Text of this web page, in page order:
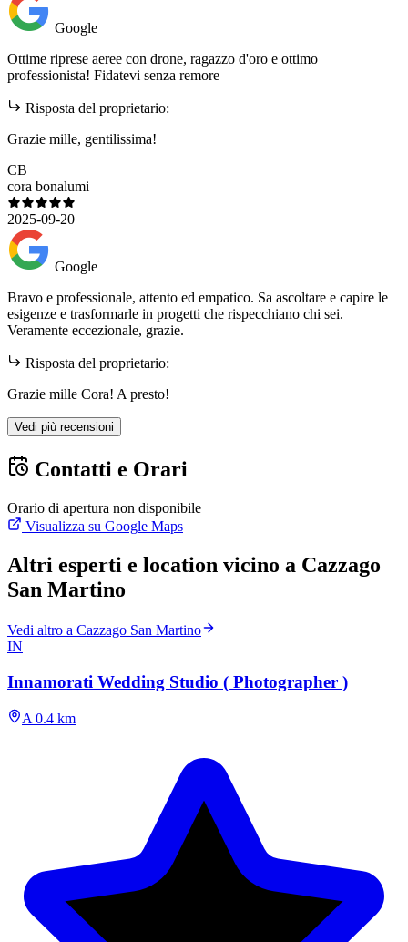
Google
Ottime riprese aeree con drone, ragazzo d'oro e ottimo
professionista! Fidatevi senza remore
Risposta del proprietario:
Grazie mille, gentilissima!
CB
cora bonalumi
2025-09-20
Google
Bravo e professionale, attento ed empatico. Sa ascoltare e capire le
esigenze e trasformarle in progetti che rispecchiano chi sei.
Veramente eccezionale, grazie.
Risposta del proprietario:
Grazie mille Cora! A presto!
Vedi più recensioni
Contatti e Orari
Orario di apertura non disponibile
Visualizza su Google Maps
Altri esperti e location vicino a Cazzago
San Martino
Vedi altro a Cazzago San Martino
IN
Innamorati Wedding Studio ( Photographer )
A 0.4 km